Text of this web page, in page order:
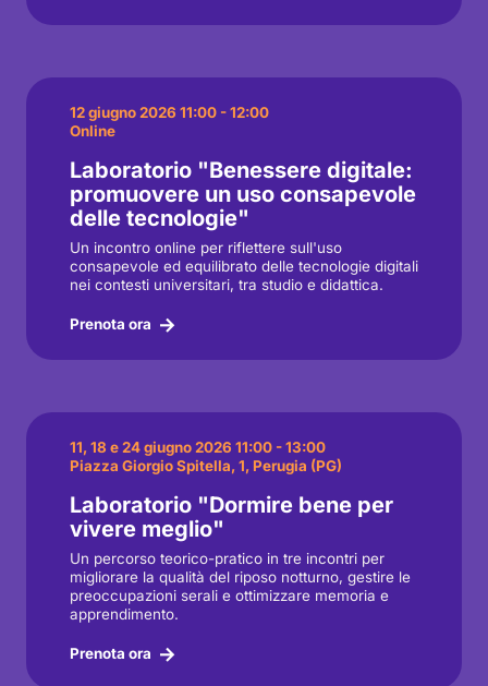
12 giugno 2026 11:00 - 12:00
Online
Laboratorio "Benessere digitale:
promuovere un uso consapevole
delle tecnologie"
Un incontro online per riflettere sull'uso
consapevole ed equilibrato delle tecnologie digitali
nei contesti universitari, tra studio e didattica.
Prenota ora
11, 18 e 24 giugno 2026 11:00 - 13:00
Piazza Giorgio Spitella, 1, Perugia (PG)
Laboratorio "Dormire bene per
vivere meglio"
Un percorso teorico-pratico in tre incontri per
migliorare la qualità del riposo notturno, gestire le
preoccupazioni serali e ottimizzare memoria e
apprendimento.
Prenota ora